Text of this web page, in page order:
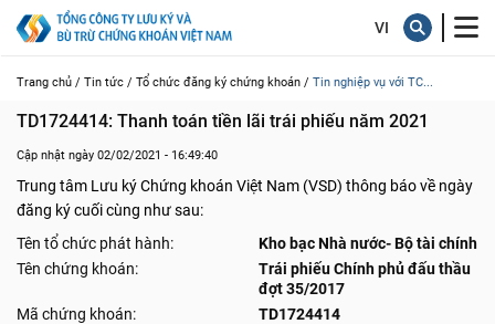
Trang chủ / Tin tức / Tổ chức đăng ký chứng khoán / Tin nghiệp vụ với TC...
TD1724414: Thanh toán tiền lãi trái phiếu năm 2021
Cập nhật ngày 02/02/2021 - 16:49:40
Trung tâm Lưu ký Chứng khoán Việt Nam (VSD) thông báo về ngày
đăng ký cuối cùng như sau:
Tên tổ chức phát hành:
Kho bạc Nhà nước- Bộ tài chính
Tên chứng khoán:
Trái phiếu Chính phủ đấu thầu
đợt 35/2017
Mã chứng khoán:
TD1724414